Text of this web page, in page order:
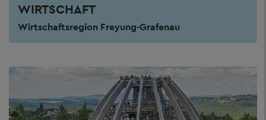
WIRTSCHAFT
Wirtschaftsregion Freyung-Grafenau